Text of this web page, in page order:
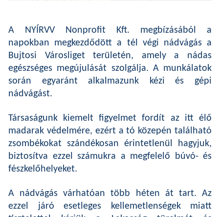
A NYÍRVV Nonprofit Kft. megbízásából a
napokban megkezdődött a tél végi nádvágás a
Bujtosi Városliget területén, amely a nádas
egészséges megújulását szolgálja. A munkálatok
során egyaránt alkalmazunk kézi és gépi
nádvágást.
Társaságunk kiemelt figyelmet fordít az itt élő
madarak védelmére, ezért a tó közepén található
zsombékokat szándékosan érintetlenül hagyjuk,
biztosítva ezzel számukra a megfelelő búvó- és
fészkelőhelyeket.
A nádvágás várhatóan több héten át tart. Az
ezzel járó esetleges kellemetlenségek miatt